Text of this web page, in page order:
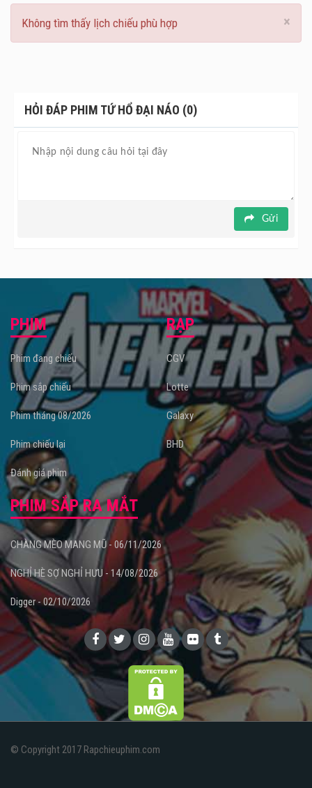
×
Không tìm thấy lịch chiếu phù hợp
HỎI ĐÁP PHIM TỨ HỔ ĐẠI NÁO (0)
Gửi
PHIM
Phim đang chiếu
Phim sắp chiếu
Phim tháng 08/2026
Phim chiếu lại
Đánh giá phim
RẠP
CGV
Lotte
Galaxy
BHD
PHIM SẮP RA MẮT
CHÀNG MÈO MANG MŨ - 06/11/2026
NGHỈ HÈ SỢ NGHỈ HƯU - 14/08/2026
Digger - 02/10/2026
© Copyright 2017 Rapchieuphim.com